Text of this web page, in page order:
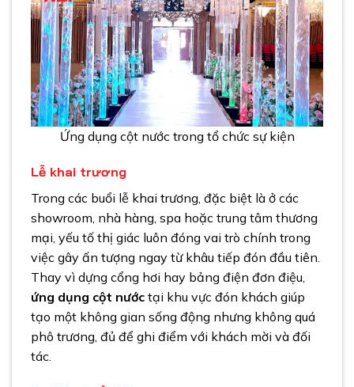
Ứng dụng cột nước trong tổ chức sự kiện
Lễ khai trương
Trong các buổi lễ khai trương, đặc biệt là ở các
showroom, nhà hàng, spa hoặc trung tâm thương
mại, yếu tố thị giác luôn đóng vai trò chính trong
việc gây ấn tượng ngay từ khâu tiếp đón đầu tiên.
Thay vì dựng cổng hơi hay bảng điện đơn điệu,
ứng dụng cột nước tại khu vực đón khách giúp
tạo một không gian sống động nhưng không quá
phô trương, đủ để ghi điểm với khách mời và đối
tác.